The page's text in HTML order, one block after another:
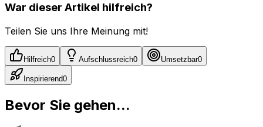
War dieser Artikel hilfreich?
Teilen Sie uns Ihre Meinung mit!
Hilfreich0 Aufschlussreich0 Umsetzbar0
Inspirierend0
Bevor Sie gehen...